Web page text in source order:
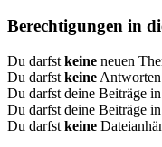
Berechtigungen in
Du darfst keine neuen
Du darfst keine
Du darfst deine Beiträge
Du darfst deine Beiträge
Du darfst keine